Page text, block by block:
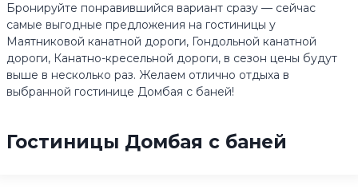
Бронируйте понравившийся вариант сразу — сейчас
самые выгодные предложения на гостиницы у
Маятниковой канатной дороги, Гондольной канатной
дороги, Канатно-кресельной дороги, в сезон цены будут
выше в несколько раз. Желаем отлично отдыха в
выбранной гостинице Домбая с баней!
Гостиницы Домбая с баней